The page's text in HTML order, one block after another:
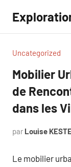
contenu
Uncategorized
Mobilier
de
dans les
par Louise
Le mobilier